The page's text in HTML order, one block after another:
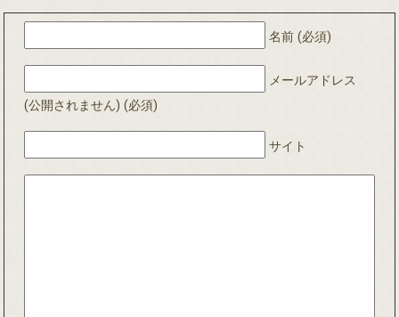
名前 (必須)
メールアドレス
(公開されません) (必須)
サイト